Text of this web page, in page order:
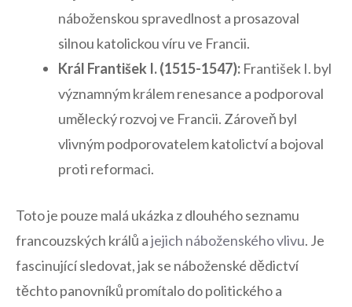
náboženskou ‍spravedlnost a prosazoval
silnou katolickou víru ve Francii.
Král František ‌I.⁢ (1515-1547): František I. byl
významným králem renesance a podporoval
umělecký rozvoj ve Francii. Zároveň byl
vlivným podporovatelem katolictví a bojoval
proti reformaci.
Toto je pouze malá ukázka z dlouhého seznamu
francouzských králů ajejich náboženského vlivu. Je
fascinující sledovat, jak se náboženské dědictví
těchto panovníků promítalo do politického a